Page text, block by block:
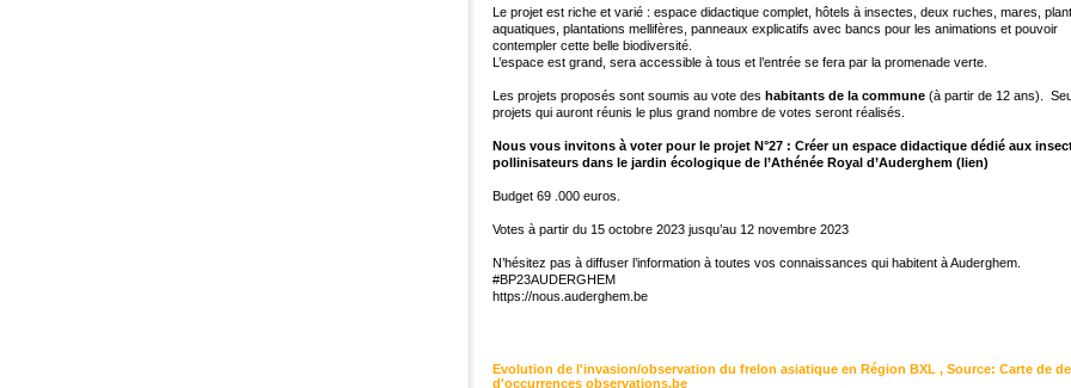
Le projet est riche et varié : espace didactique complet, hôtels à insectes, deux ruches, mares,
aquatiques, plantations mellifères, panneaux explicatifs avec bancs pour les animations et pouvoir
contempler cette belle biodiversité.
L’espace est grand, sera accessible à tous et l’entrée se fera par la promenade verte.
Les projets proposés sont soumis au vote des habitants de la commune (à partir de 12 ans).
projets qui auront réunis le plus grand nombre de votes seront réalisés.
Nous vous invitons à voter pour le projet N°27 : Créer un espace didactique dédié aux
pollinisateurs dans le jardin écologique de l’Athénée Royal d’Auderghem (lien)
Budget 69 .000 euros.
Votes à partir du 15 octobre 2023 jusqu’au 12 novembre 2023
N’hésitez pas à diffuser l’information à toutes vos connaissances qui habitent à Auderghem.
#BP23AUDERGHEM
https://nous.auderghem.be
Evolution de l'invasion/observation du frelon asiatique en Région BXL , Source: Carte de
d'occurrences observations.be